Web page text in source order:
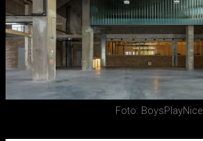
Foto: BoysPlayNice